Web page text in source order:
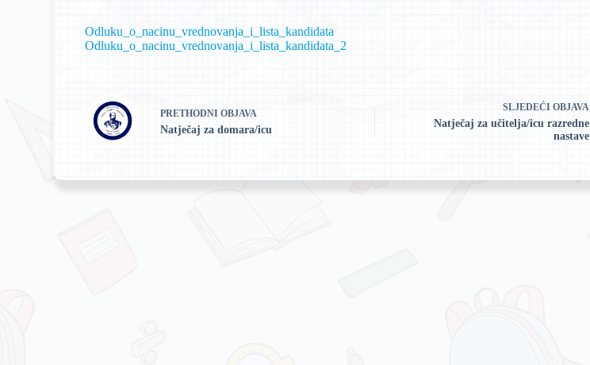
Odluku_o_nacinu_vrednovanja_i_lista_kandidata
Odluku_o_nacinu_vrednovanja_i_lista_kandidata_2
PRETHODNIOBJAVA
Natječaj za domara/icu
SLJEDEĆI OBJAVA
Natječaj za učitelja/icu razredne
nastave